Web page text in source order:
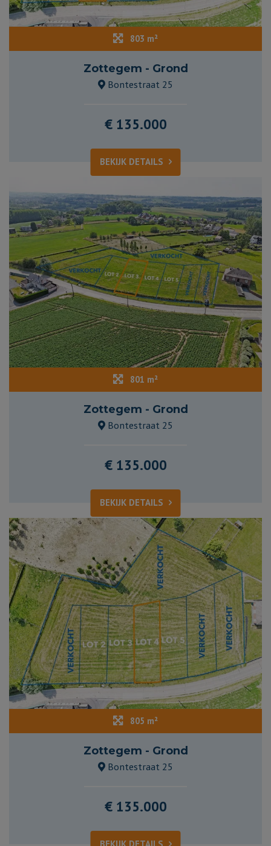
803 m²
Zottegem - Grond
Bontestraat 25
€ 135.000
BEKIJK DETAILS
801 m²
Zottegem - Grond
Bontestraat 25
€ 135.000
BEKIJK DETAILS
805 m²
Zottegem - Grond
Bontestraat 25
€ 135.000
BEKIJK DETAILS